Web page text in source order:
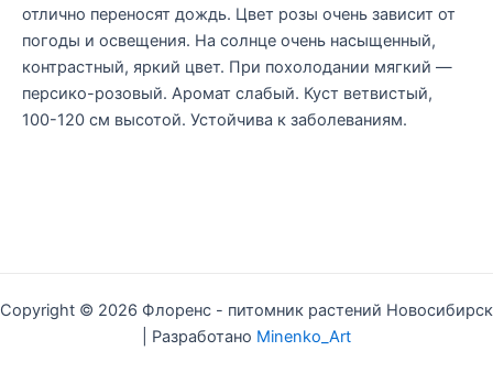
отлично переносят дождь. Цвет розы очень зависит от
погоды и освещения. На солнце очень насыщенный,
контрастный, яркий цвет. При похолодании мягкий —
персико-розовый. Аромат слабый. Куст ветвистый,
100-120 см высотой. Устойчива к заболеваниям.
Copyright © 2026 Флоренс - питомник растений Новосибирск
| Разработано Minenko_Art